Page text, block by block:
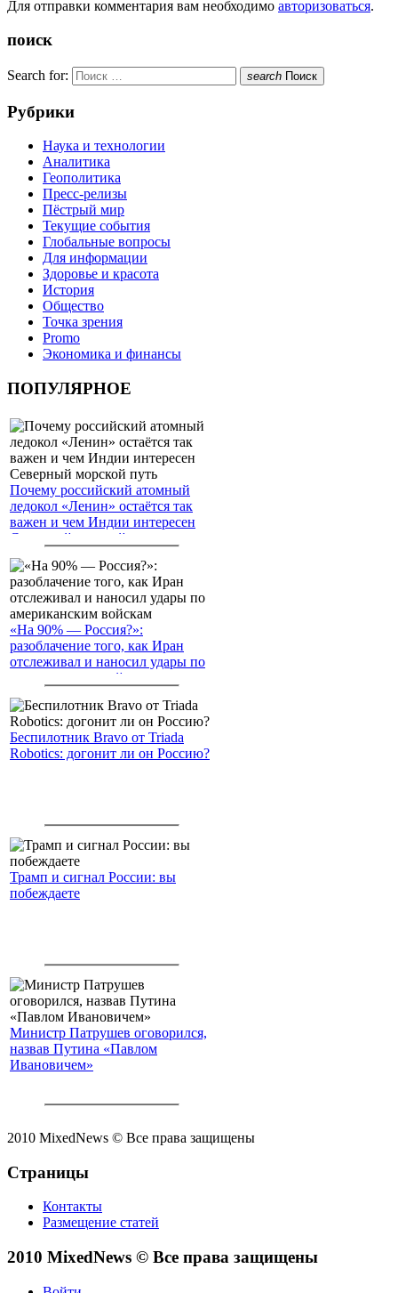
Для отправки комментария вам необходимо авторизоваться.
поиск
Search for: search Поиск
Рубрики
Наука и технологии
Аналитика
Геополитика
Пресс-релизы
Пёстрый мир
Текущие события
Глобальные вопросы
Для информации
Здоровье и красота
История
Общество
Точка зрения
Promo
Экономика и финансы
ПОПУЛЯРНОЕ
Почему российский атомный
ледокол «Ленин» остаётся так
важен и чем Индии интересен
Северный морской путь
«На 90% — Россия?»:
разоблачение того, как Иран
отслеживал и наносил удары по
американским войскам
Беспилотник Bravo от Triada
Robotics: догонит ли он Россию?
Трамп и сигнал России: вы
побеждаете
Министр Патрушев оговорился,
назвав Путина «Павлом
Ивановичем»
2010 MixedNews © Все права защищены
Страницы
Контакты
Размещение статей
2010 MixedNews © Все права защищены